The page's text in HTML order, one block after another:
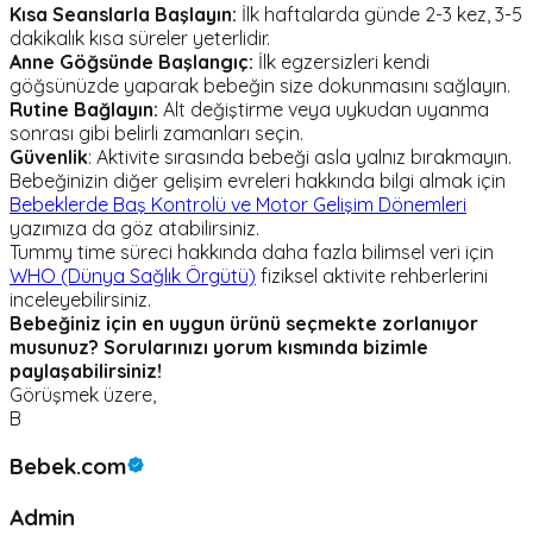
Kısa Seanslarla Başlayın: İlk haftalarda günde 2-3 kez, 3-5
dakikalık kısa süreler yeterlidir.
Anne Göğsünde Başlangıç: İlk egzersizleri kendi
göğsünüzde yaparak bebeğin size dokunmasını sağlayın.
Rutine Bağlayın: Alt değiştirme veya uykudan uyanma
sonrası gibi belirli zamanları seçin.
Güvenlik: Aktivite sırasında bebeği asla yalnız bırakmayın.
Bebeğinizin diğer gelişim evreleri hakkında bilgi almak için
Bebeklerde Baş Kontrolü ve Motor Gelişim Dönemleri
yazımıza da göz atabilirsiniz.
Tummy time süreci hakkında daha fazla bilimsel veri için
WHO (Dünya Sağlık Örgütü) fiziksel aktivite rehberlerini
inceleyebilirsiniz.
Bebeğiniz için en uygun ürünü seçmekte zorlanıyor
musunuz? Sorularınızı yorum kısmında bizimle
paylaşabilirsiniz!
Görüşmek üzere,
B
Bebek.com
Admin